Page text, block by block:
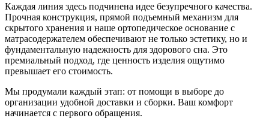
Каждая линия здесь подчинена идее безупречного качества.
Прочная конструкция, прямой подъемный механизм для
скрытого хранения и наше ортопедическое основание с
матрасодержателем обеспечивают не только эстетику, но и
фундаментальную надежность для здорового сна. Это
премиальный подход, где ценность изделия ощутимо
превышает его стоимость.
Мы продумали каждый этап: от помощи в выборе до
организации удобной доставки и сборки. Ваш комфорт
начинается с первого обращения.